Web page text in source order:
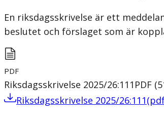
En riksdagsskrivelse är ett
beslutet och förslaget som är
PDF
Riksdagsskrivelse 2025/26:111 PDF (
Riksdagsskrivelse 2025/26:111(